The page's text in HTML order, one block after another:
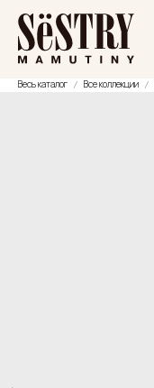
Весь каталог Все коллекции